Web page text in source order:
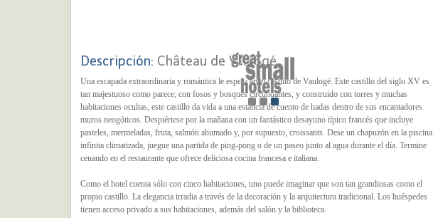
Descripción: Château de Vaulogé
Una escapada extraordinaria y romántica le espera en el castillo de Vaulogé. Este castillo del siglo XV es
tan majestuoso como parece; con fosos y bosques circundantes, y construido con torres y muchas
habitaciones ocultas, este castillo da vida a una estancia de cuento de hadas dentro de sus encantadores
muros neogóticos. Despiértese por la mañana con un fantástico desayuno típico francés que incluye
pasteles, mermeladas, fruta, salmón ahumado y, por supuesto, croissants. Dese un chapuzón en la piscina
infinita climatizada, juegue una partida de ping-pong o de un paseo junto al agua durante el día. Termine
cenando en el restaurante que ofrece deliciosa cocina francesa e italiana.
Como el hotel cuenta sólo con cinco habitaciones, uno puede imaginar que son tan grandiosas como el
propio castillo. La elegancia irradia a través de la decoración y la arquitectura tradicional. Los huéspedes
tienen acceso privado a sus habitaciones, además del salón y la biblioteca.